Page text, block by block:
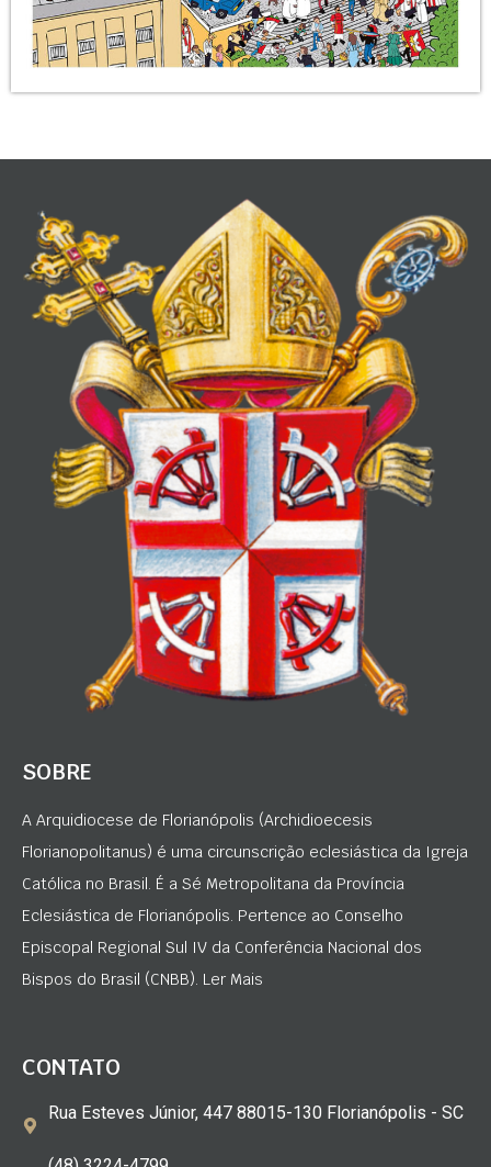
SOBRE
A Arquidiocese de Florianópolis (Archidioecesis
Florianopolitanus) é uma circunscrição eclesiástica da Igreja
Católica no Brasil. É a Sé Metropolitana da Província
Eclesiástica de Florianópolis. Pertence ao Conselho
Episcopal Regional Sul IV da Conferência Nacional dos
Bispos do Brasil (CNBB). Ler Mais
CONTATO
Rua Esteves Júnior, 447 88015-130 Florianópolis - SC